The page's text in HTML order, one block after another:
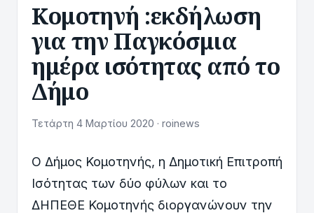
Κομοτηνή :εκδήλωση
για την Παγκόσμια
ημέρα ισότητας από το
Δήμο
Τετάρτη 4 Μαρτίου 2020 · roinews
Ο Δήμος Κομοτηνής, η Δημοτική Επιτροπή
Ισότητας των δύο φύλων και το
ΔΗΠΕΘΕ Κομοτηνής διοργανώνουν την